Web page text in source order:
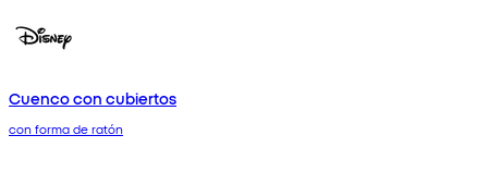
Cuenco con cubiertos
con forma de ratón